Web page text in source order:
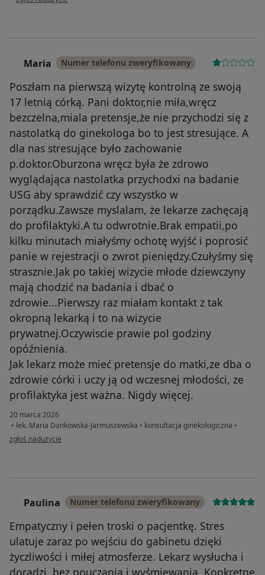
Maria Numer telefonu zweryfikowany
Poszłam na pierwszą wizytę kontrolną ze swoją
17 letnią córką. Pani doktor,nie miła,wręcz
bezczelna,miala pretensje,że nie przychodzi się z
nastolatką do ginekologa bo to jest stresujące. A
dla nas stresujące było zachowanie
p.doktor.Oburzona wręcz była że zdrowo
wyglądająca nastolatka przychodxi na badanie
USG aby sprawdzić czy wszystko w
porządku.Zawsze myslalam, że lekarze zachęcają
do profilaktyki.A tu odwrotnie.Brak empatii,po
kilku minutach miałyśmy ochotę wyjść i poprosić
panie w rejestracji o zwrot pieniędzy.Czułyśmy się
strasznie.Jak po takiej wizycie młode dziewczyny
mają chodzić na badania i dbać o
zdrowie...Pierwszy raz miałam kontakt z tak
okropną lekarką i to na wizycie
prywatnej.Oczywiscie prawie pol godziny
opóźnienia.
Jak lekarz może mieć pretensje do matki,ze dba o
zdrowie córki i uczy ją od wczesnej młodości, ze
profilaktyka jest ważna. Nigdy więcej.
20 marca 2026
• lek. Maria Dankowska-Jarmuszewska • konsultacja ginekologiczna •
w opinii użytkownika Maria
zgłoś nadużycie
Paulina Numer telefonu zweryfikowany
Empatyczny i pełen troski o pacjentkę. Stres
ulatuje zaraz po wejściu do gabinetu dzięki
życzliwości i miłej atmosferze. Lekarz wysłucha i